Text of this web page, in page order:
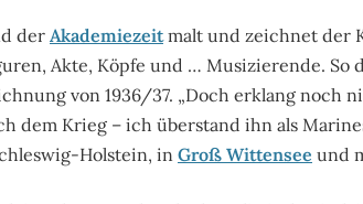
der Akademiezeitmalt und zeichnet der
Akte, Köpfe und … Musizierende. So
von 1936/37. „Doch erklang noch
dem Krieg – ich überstand ihn als
Holstein, in Groß Wittensee und